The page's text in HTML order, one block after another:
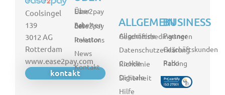
Coolsingel
139
3012 AG
Rotterdam
www.ease2pay.com
kontakt
Über Ease2pay
Arbeiten bei Ease2pay
Investor Relations
News
Kontakt
ALLGEMEIN
Allgemeine Geschäftsbedingungen
Datenschutzerklärung
Cookie Richtlinie
Digitale Sicherheit
Hilfe
BUSINESS
Partner
Geschäftskunden
Rabo Parking